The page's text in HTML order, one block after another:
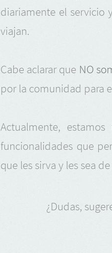
diariamente el servicio
viajan.
Cabe aclarar que NO
por la comunidad para
Actualmente,
funcionalidades que
que les sirva y les sea
¿Dudas,